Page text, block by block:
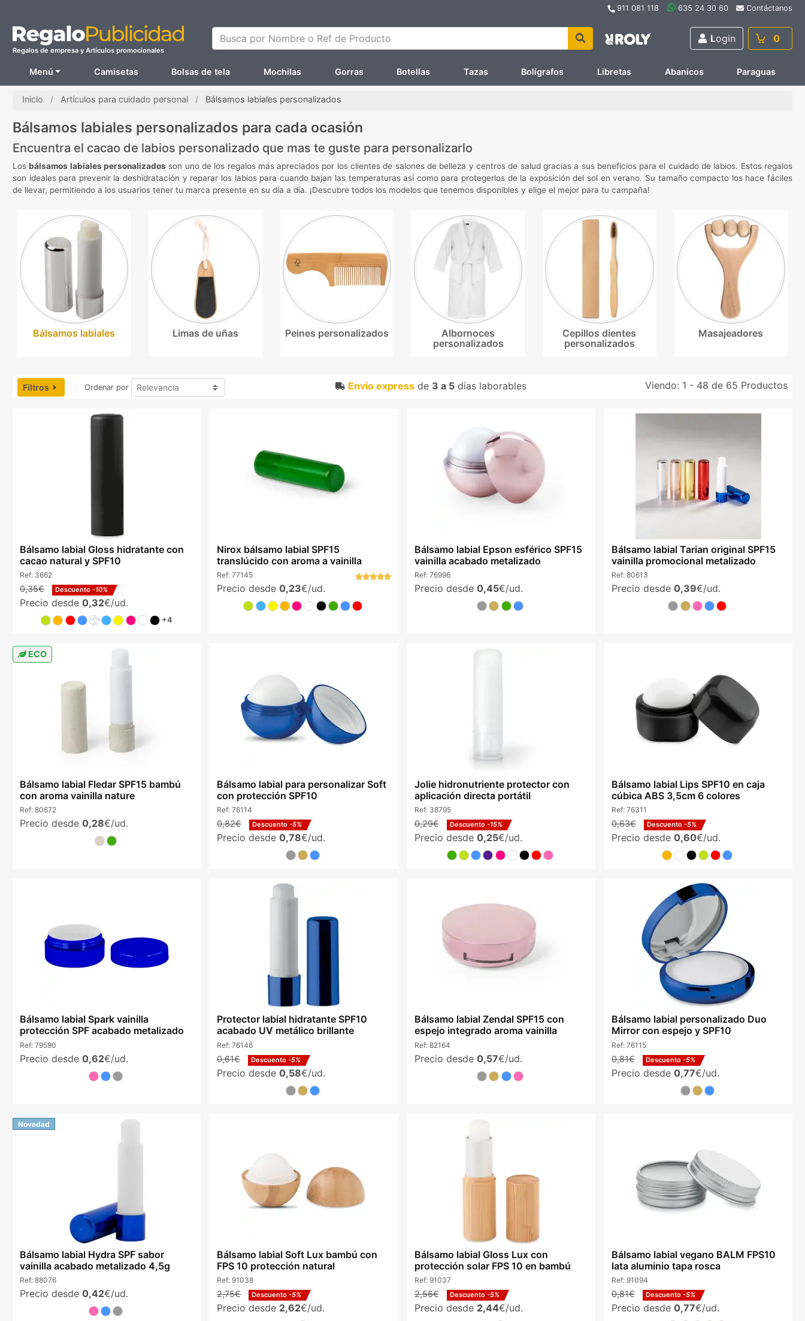
911 081 118 635 24 30 60 Contáctanos
Regalos de empresa y Artículos promocionales
Busca por Nombre o Ref de Producto Login 0
Menú Camisetas Bolsas de tela Mochilas Gorras Botellas Tazas Bolígrafos Libretas Abanicos Paraguas
Inicio Artículos para cuidado personal Bálsamos labiales personalizados
Bálsamos labiales personalizados para cada ocasión
Encuentra el cacao de labios personalizado que mas te guste para personalizarlo
Losbálsamos labiales personalizados son uno de los regalos más apreciados por los clientes de salones de belleza y centros de salud gracias a sus beneficios para el cuidado de labios. Estos regalos
son ideales para prevenir la deshidratación y reparar los labios para cuando bajan las temperaturas así como para protegerlos de la exposición del sol en verano. Su tamaño compacto los hace fáciles
de llevar, permitiendo a los usuarios tener tu marca presente en su día a día. ¡Descubre todos los modelos que tenemos disponibles y elige el mejor para tu campaña!
Bálsamos labiales Limas de uñas Peines personalizados
Albornoces
personalizados
Cepillos dientes
personalizados
Masajeadores
Filtros Ordenar por Envio expressde 3 a 5días laborables Viendo: 1 - 48 de 65 Productos
Bálsamo labial Gloss hidratante con
cacao natural y SPF10
Ref: 3662
0,35€ Descuento -10%
Precio desde 0,32€/ud.
+4
Nirox bálsamo labial SPF15
translúcido con aroma a vainilla
Ref:77145
Precio desde0,23€/ud.
Bálsamo labial Epson esférico SPF15
vainilla acabado metalizado
Ref: 76996
Precio desde 0,45€/ud.
Bálsamo labial Tarian original SPF15
vainilla promocional metalizado
Ref: 80613
Precio desde 0,39€/ud.
ECO
Bálsamo labial Fledar SPF15 bambú
con aroma vainilla nature
Ref: 80672
Precio desde 0,28€/ud.
Bálsamo labial para personalizar Soft
con protección SPF10
Ref:76114
0,82€ Descuento -5%
Precio desde0,78€/ud.
Jolie hidronutriente protector con
aplicación directa portátil
Ref: 38795
0,29€ Descuento -15%
Precio desde 0,25€/ud.
Bálsamo labial Lips SPF10 en caja
cúbica ABS 3,5cm 6 colores
Ref: 76311
0,63€ Descuento -5%
Precio desde 0,60€/ud.
Bálsamo labial Spark vainilla
protección SPF acabado metalizado
Ref: 79590
Precio desde 0,62€/ud.
Protector labial hidratante SPF10
acabado UV metálico brillante
Ref:76146
0,61€ Descuento -5%
Precio desde0,58€/ud.
Bálsamo labial Zendal SPF15 con
espejo integrado aroma vainilla
Ref: 82164
Precio desde 0,57€/ud.
Bálsamo labial personalizado Duo
Mirror con espejo y SPF10
Ref: 76115
0,81€ Descuento -5%
Precio desde 0,77€/ud.
Novedad
Bálsamo labial Hydra SPF sabor
vainilla acabado metalizado 4,5g
Ref: 88076
Precio desde 0,42€/ud.
Bálsamo labial Soft Lux bambú con
FPS 10 protección natural
Ref:91038
2,75€ Descuento -5%
Precio desde 2,62€/ud.
Bálsamo labial Gloss Lux con
protección solar FPS 10 en bambú
Ref: 91037
2,56€ Descuento -5%
Precio desde 2,44€/ud.
Bálsamo labial vegano BALM FPS10
lata aluminio tapa rosca
Ref: 91094
0,81€ Descuento -5%
Precio desde 0,77€/ud.